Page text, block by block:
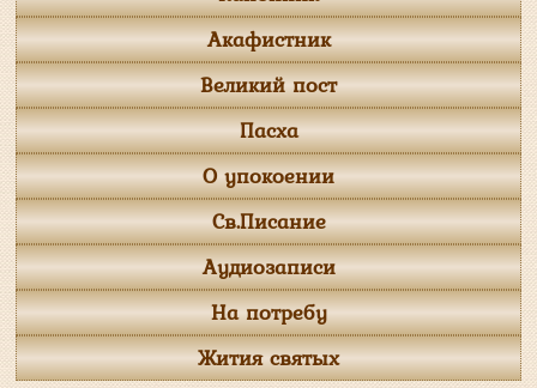
Акафистник
Великий пост
Пасха
О упокоении
Св.Писание
Аудиозаписи
На потребу
Жития святых